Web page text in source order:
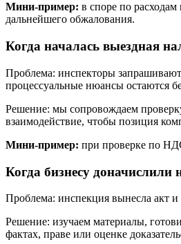
Мини-пример: в споре по
дальнейшего обжалования.
Когда началась выездная
Проблема: инспекторы
процессуальные нюансы остаются
Решение: мы сопровождаем
взаимодействие, чтобы позиция
Мини-пример: при проверке по
Когда бизнесу
Проблема: инспекция вынесла акт и
Решение: изучаем материалы,
фактах, праве или оценке